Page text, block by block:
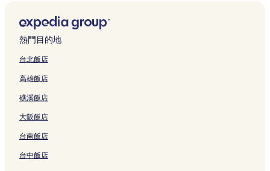
l
e
r
y
o
l
e
c
t
o
d
e
s
B
u
的
連
結
c
h
o
n
連
結
i
e
r
的
結
連
結
t
L
e
s
a
a
d
e
l
e
m
a
r
g
a
s
的
連
結
p
h
i
t
é
t
r
e
的
結
A
r
l
e
P
l
a
i
s
e
r
n
L
e
a
M
a
j
o
r
C
l
a
s
e
r
l
e
s
連
熱門目的地
台北飯店
高雄飯店
礁溪飯店
大阪飯店
台南飯店
台中飯店